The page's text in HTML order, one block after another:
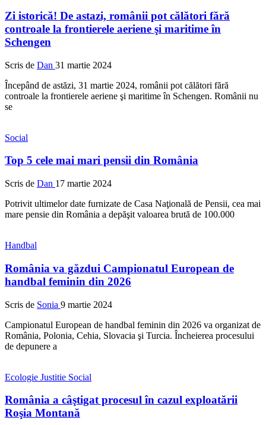
Zi istorică! De astazi, românii pot călători fără
controale la frontierele aeriene şi maritime în
Schengen
Scris de Dan 31 martie 2024
Începând de astăzi, 31 martie 2024, românii pot călători fără
controale la frontierele aeriene şi maritime în Schengen. Românii nu
se
Social
Top 5 cele mai mari pensii din România
Scris de Dan 17 martie 2024
Potrivit ultimelor date furnizate de Casa Naţională de Pensii, cea mai
mare pensie din România a depăşit valoarea brută de 100.000
Handbal
România va găzdui Campionatul European de
handbal feminin din 2026
Scris de Sonia 9 martie 2024
Campionatul European de handbal feminin din 2026 va organizat de
România, Polonia, Cehia, Slovacia şi Turcia. Încheierea procesului
de depunere a
Ecologie Justitie Social
România a câştigat procesul în cazul exploatării
Roşia Montană